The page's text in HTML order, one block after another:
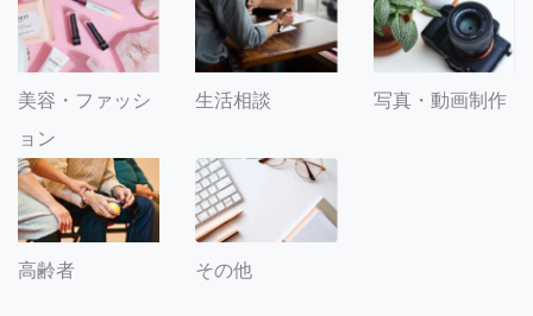
美容・ファッシ
ョン
生活相談 写真・動画制作
高齢者 その他